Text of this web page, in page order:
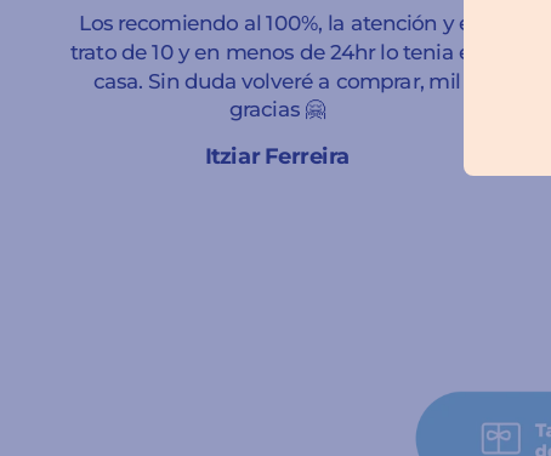
Los recomiendo al 100%, la atención y el
trato de 10 y en menos de 24hr lo tenia en
casa. Sin duda volveré a comprar, mil
gracias 🤗
Itziar Ferreira